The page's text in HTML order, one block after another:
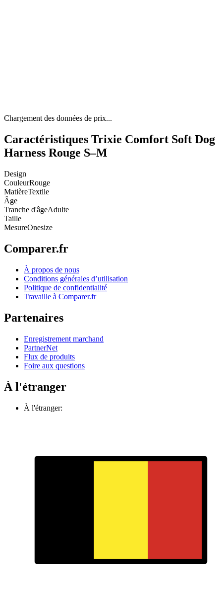
Chargement des données de prix...
Caractéristiques Trixie Comfort Soft Dog
Harness Rouge S–M
Design
CouleurRouge
MatièreTextile
Âge
Tranche d'âgeAdulte
Taille
MesureOnesize
Comparer.fr
À propos de nous
Conditions générales d’utilisation
Politique de confidentialité
Travaille à Comparer.fr
Partenaires
Enregistrement marchand
PartnerNet
Flux de produits
Foire aux questions
À l'étranger
À l'étranger: